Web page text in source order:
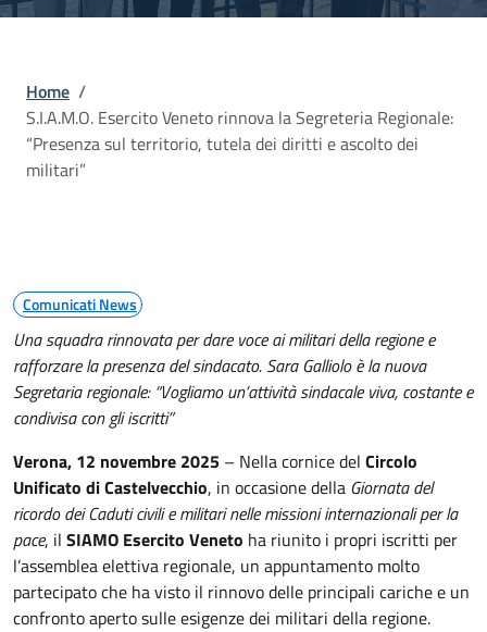
Briciole di pane
Home /
S.I.A.M.O. Esercito Veneto rinnova la Segreteria Regionale:
“Presenza sul territorio, tutela dei diritti e ascolto dei
militari”
Comunicati News
Una squadra rinnovata per dare voce ai militari della regione e
rafforzare la presenza del sindacato. Sara Galliolo è la nuova
Segretaria regionale: “Vogliamo un’attività sindacale viva, costante e
condivisa con gli iscritti”
Verona, 12 novembre 2025 – Nella cornice del Circolo
Unificato di Castelvecchio, in occasione della Giornata del
ricordo dei Caduti civili e militari nelle missioni internazionali per la
pace, il SIAMO Esercito Veneto ha riunito i propri iscritti per
l’assemblea elettiva regionale, un appuntamento molto
partecipato che ha visto il rinnovo delle principali cariche e un
confronto aperto sulle esigenze dei militari della regione.